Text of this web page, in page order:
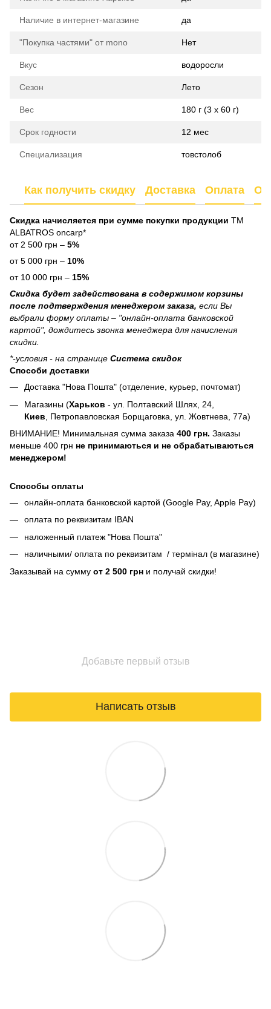
Наличие в интернет-магазине да
"Покупка частями" от mono Нет
Вкус водоросли
Сезон Лето
Вес 180 г (3 х 60 г)
Срок годности 12 мес
Специализация товстолоб
Как получить скидку Доставка Оплата
Скидка начисляется при сумме покупки продукции ТМ
ALBATROS oncarp*
от 2 500 грн – 5%
от 5 000 грн – 10%
от 10 000 грн – 15%
Скидка будет задействована в содержимом корзины
после подтверждения менеджером заказа, если Вы
выбрали форму оплаты – "онлайн-оплата банковской
картой", дождитесь звонка менеджера для начисления
скидки.
*-условия - на странице Система скидок
Способи доставки
Доставка "Нова Пошта" (отделение, курьер, почтомат)
Магазины (Харьков - ул. Полтавский Шлях, 24,
Киев , Петропавловская Борщаговка, ул. Жовтнева, 77а)
ВНИМАНИЕ! Минимальная сумма заказа 400 грн. Заказы
меньше 400 грн не принимаються и не обрабатываються
менеджером!
Способы оплаты
онлайн-оплата банковской картой (Google Pay, Apple Pay)
оплата по реквизитам IBAN
наложенный платеж "Нова Пошта"
наличными/ оплата по реквизитам / термінал (в магазине)
Заказывай на сумму от 2 500 грн и получай скидки!
Добавьте первый отзыв
Написать отзыв